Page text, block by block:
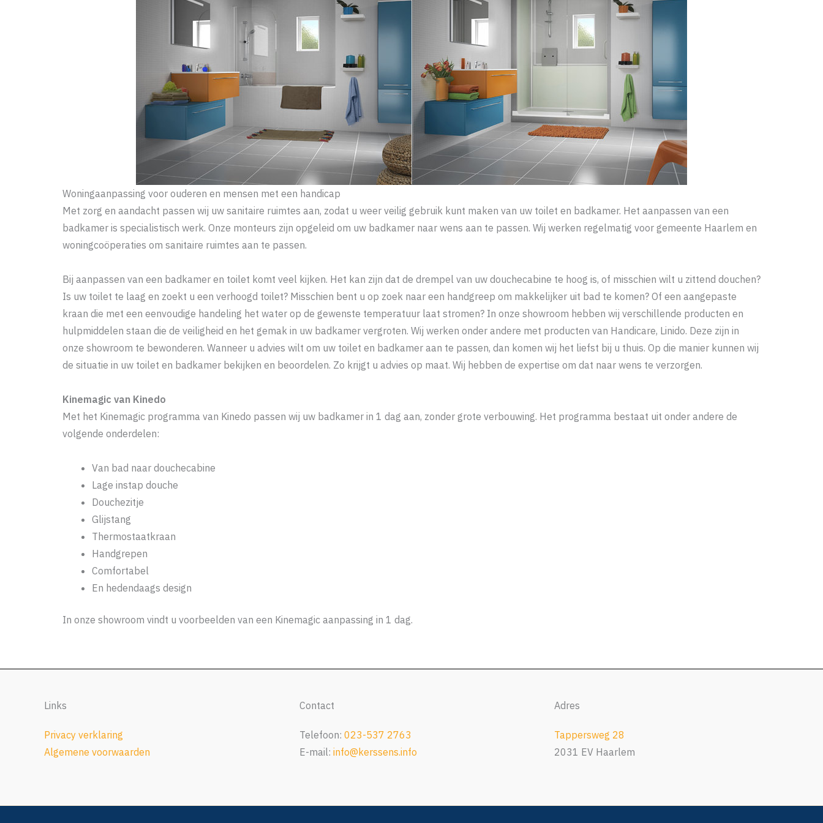
Woningaanpassing voor ouderen en mensen met een handicap
Met zorg en aandacht passen wij uw sanitaire ruimtes aan, zodat u weer veilig gebruik kunt maken van uw toilet en badkamer. Het aanpassen van een
badkamer is specialistisch werk. Onze monteurs zijn opgeleid om uw badkamer naar wens aan te passen. Wij werken regelmatig voor gemeente Haarlem en
woningcoöperaties om sanitaire ruimtes aan te passen.
Bij aanpassen van een badkamer en toilet komt veel kijken. Het kan zijn dat de drempel van uw douchecabine te hoog is, of misschien wilt u zittend douchen?
Is uw toilet te laag en zoekt u een verhoogd toilet? Misschien bent u op zoek naar een handgreep om makkelijker uit bad te komen? Of een aangepaste
kraan die met een eenvoudige handeling het water op de gewenste temperatuur laat stromen? In onze showroom hebben wij verschillende producten en
hulpmiddelen staan die de veiligheid en het gemak in uw badkamer vergroten. Wij werken onder andere met producten van Handicare, Linido. Deze zijn in
onze showroom te bewonderen. Wanneer u advies wilt om uw toilet en badkamer aan te passen, dan komen wij het liefst bij u thuis. Op die manier kunnen wij
de situatie in uw toilet en badkamer bekijken en beoordelen. Zo krijgt u advies op maat. Wij hebben de expertise om dat naar wens te verzorgen.
Kinemagic van Kinedo
Met het Kinemagic programma van Kinedo passen wij uw badkamer in 1 dag aan, zonder grote verbouwing. Het programma bestaat uit onder andere de
volgende onderdelen:
Van bad naar douchecabine
Lage instap douche
Douchezitje
Glijstang
Thermostaatkraan
Handgrepen
Comfortabel
En hedendaags design
In onze showroom vindt u voorbeelden van een Kinemagic aanpassing in 1 dag.
Links
Privacy verklaring
Algemene voorwaarden
Contact
Telefoon: 023-537 2763
E-mail: info@kerssens.info
Adres
Tappersweg 28
2031 EV Haarlem